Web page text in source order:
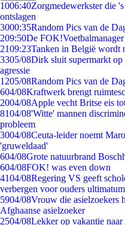
1006:40Zorgmedewerkster die
ontslagen
3000:35Random Pics van de
209:50De
2109:23Tanken in België wordt
3305/08Dirk sluit supermarkt op
agressie
1205/08Random Pics van de
604/08Kraftwerk brengt
2004/08Apple vecht Britse eis
8104/08'Witte' mannen
probleem
3004/08Ceuta-leider noemt
'gruweldaad'
604/08Grote natuurbrand
604/08FOK! was even down
4104/08Regering VS geeft
verbergen voor ouders ultimatum
5904/08Vrouw die asielzoekers
Afghaanse asielzoeker
2504/08Lekker op vakantie